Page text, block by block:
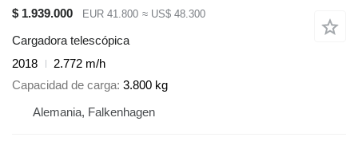
$ 1.939.000
EUR 41.800 ≈ US$ 48.300
Cargadora telescópica
2018
2.772 m/h
Capacidad de carga 3.800 kg
Alemania, Falkenhagen